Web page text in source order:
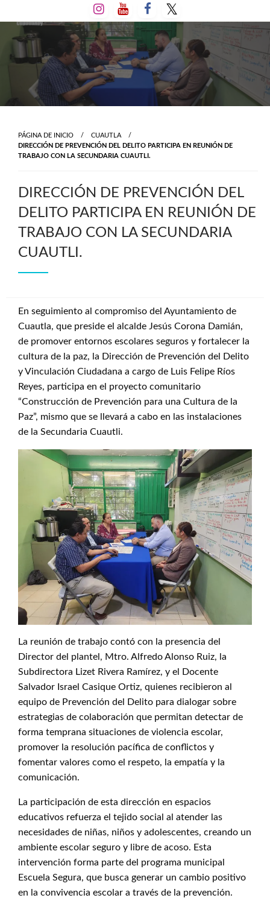
al
contenido
PÁGINA DE INICIO
CUAUTLA
DIRECCIÓN DE PREVENCIÓN DEL DELITO PARTICIPA EN REUNIÓN DE
TRABAJO CON LA SECUNDARIA CUAUTLI.
DIRECCIÓN DE PREVENCIÓN DEL
DELITO PARTICIPA EN REUNIÓN DE
TRABAJO CON LA SECUNDARIA
CUAUTLI.
En seguimiento al compromiso del Ayuntamiento de
Cuautla, que preside el alcalde Jesús Corona Damián,
de promover entornos escolares seguros y fortalecer la
cultura de la paz, la Dirección de Prevención del Delito
y Vinculación Ciudadana a cargo de Luis Felipe Ríos
Reyes, participa en el proyecto comunitario
“Construcción de Prevención para una Cultura de la
Paz”, mismo que se llevará a cabo en las instalaciones
de la Secundaria Cuautli.
La reunión de trabajo contó con la presencia del
Director del plantel, Mtro. Alfredo Alonso Ruiz, la
Subdirectora Lizet Rivera Ramírez, y el Docente
Salvador Israel Casique Ortiz, quienes recibieron al
equipo de Prevención del Delito para dialogar sobre
estrategias de colaboración que permitan detectar de
forma temprana situaciones de violencia escolar,
promover la resolución pacífica de conflictos y
fomentar valores como el respeto, la empatía y la
comunicación.
La participación de esta dirección en espacios
educativos refuerza el tejido social al atender las
necesidades de niñas, niños y adolescentes, creando un
ambiente escolar seguro y libre de acoso. Esta
intervención forma parte del programa municipal
Escuela Segura, que busca generar un cambio positivo
en la convivencia escolar a través de la prevención.